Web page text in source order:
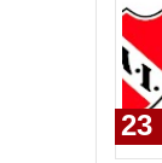
23